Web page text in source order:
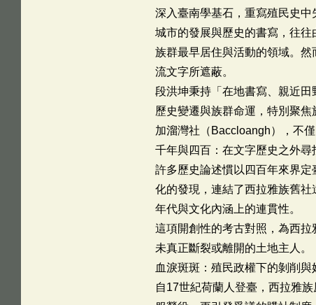
深入臺南學基石，重寫殖民史中
城市的發展與歷史的書寫，往
族群最早居住與活動的領域。
流文字所遮蔽。
段洪坤秉持「在地書寫、親近
歷史變遷與族群命運，特別聚
加溜灣社（Baccloangh），不
千年與四百：在文字歷史之外尋
許多歷史論述慣以四百年來界
化的發現，連結了西拉雅族舊
年代與文化內涵上的連貫性。
這項開創性的考古對照，為西
未真正斷裂或離開的土地主人。
血淚斑斑：殖民政權下的剝削與
自17世紀荷蘭人登臺，西拉雅